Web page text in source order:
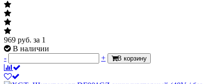
969 руб. за 1
В наличии
-
+ В корзину